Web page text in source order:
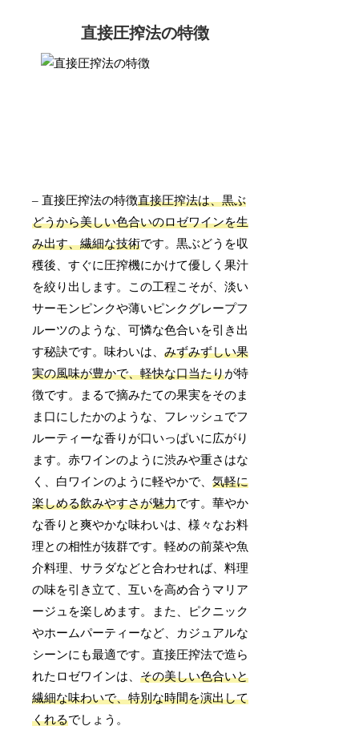
直接圧搾法の特徴
– 直接圧搾法の特徴直接圧搾法は、黒ぶ
どうから美しい色合いのロゼワインを生
み出す、繊細な技術です。黒ぶどうを収
穫後、すぐに圧搾機にかけて優しく果汁
を絞り出します。この工程こそが、淡い
サーモンピンクや薄いピンクグレープフ
ルーツのような、可憐な色合いを引き出
す秘訣です。味わいは、みずみずしい果
実の風味が豊かで、軽快な口当たりが特
徴です。まるで摘みたての果実をそのま
ま口にしたかのような、フレッシュでフ
ルーティーな香りが口いっぱいに広がり
ます。赤ワインのように渋みや重さはな
く、白ワインのように軽やかで、気軽に
楽しめる飲みやすさが魅力です。華やか
な香りと爽やかな味わいは、様々なお料
理との相性が抜群です。軽めの前菜や魚
介料理、サラダなどと合わせれば、料理
の味を引き立て、互いを高め合うマリア
ージュを楽しめます。また、ピクニック
やホームパーティーなど、カジュアルな
シーンにも最適です。直接圧搾法で造ら
れたロゼワインは、その美しい色合いと
繊細な味わいで、特別な時間を演出して
くれるでしょう。